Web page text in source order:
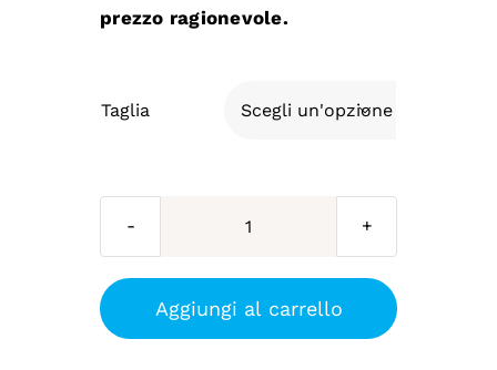
prezzo ragionevole.
Taglia 
BONTRAGER
Maglia
Aggiungi al carrello